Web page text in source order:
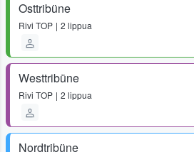
Osttribüne
Rivi TOP 2 lippua
Westtribüne
Rivi TOP 2 lippua
Nordtribüne